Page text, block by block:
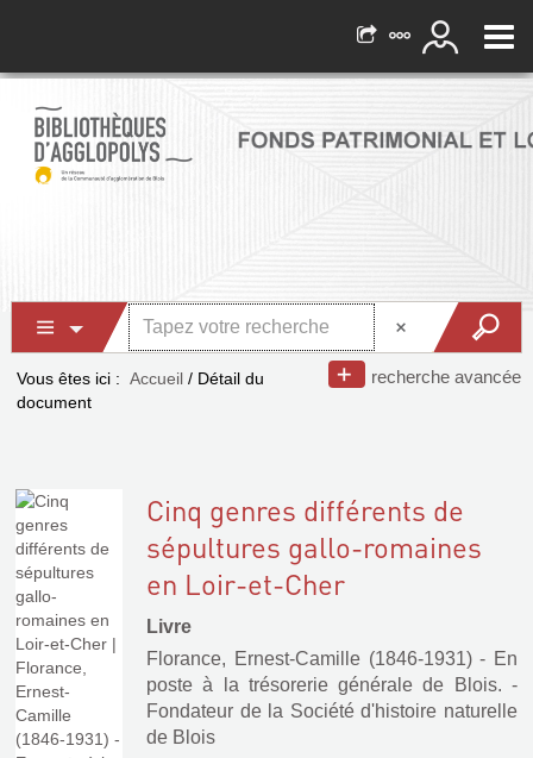
recherche avancée
Vous êtes ici : Accueil / Détail du
document
Cinq genres différents de
sépultures gallo-romaines
en Loir-et-Cher
Livre
Florance, Ernest-Camille (1846-1931) - En
poste à la trésorerie générale de Blois. -
Fondateur de la Société d'histoire naturelle
de Blois